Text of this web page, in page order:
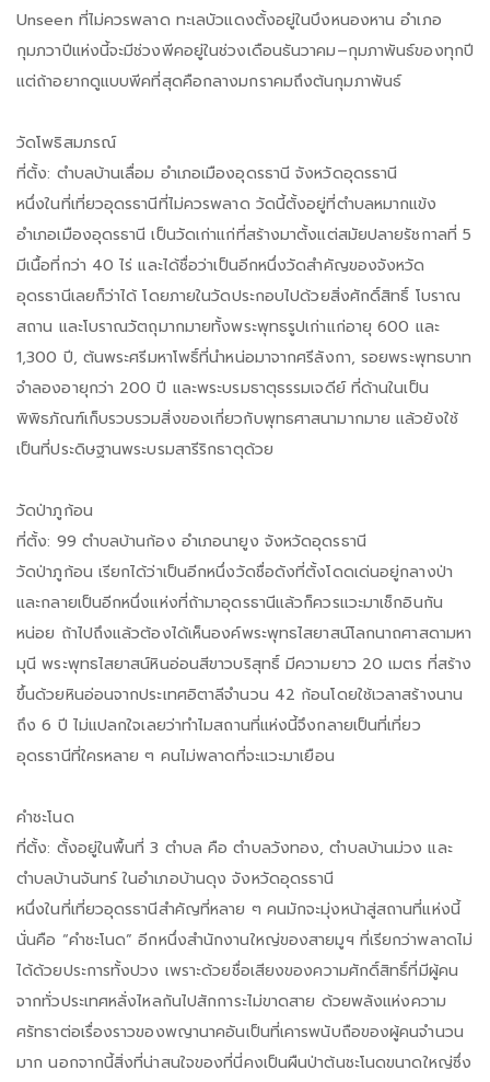
Unseen ที่ไม่ควรพลาด ทะเลบัวแดงตั้งอยู่ในบึงหนองหาน อำเภอ
กุมภวาปีแห่งนี้จะมีช่วงพีคอยู่ในช่วงเดือนธันวาคม–กุมภาพันธ์ของทุกปี
แต่ถ้าอยากดูแบบพีคที่สุดคือกลางมกราคมถึงต้นกุมภาพันธ์
วัดโพธิสมภรณ์
ที่ตั้ง: ตำบลบ้านเลื่อม อำเภอเมืองอุดรธานี จังหวัดอุดรธานี
หนึ่งในที่เที่ยวอุดรธานีที่ไม่ควรพลาด วัดนี้ตั้งอยู่ที่ตำบลหมากแข้ง
อำเภอเมืองอุดรธานี เป็นวัดเก่าแก่ที่สร้างมาตั้งแต่สมัยปลายรัชกาลที่ 5
มีเนื้อที่กว่า 40 ไร่ และได้ชื่อว่าเป็นอีกหนึ่งวัดสำคัญของจังหวัด
อุดรธานีเลยก็ว่าได้ โดยภายในวัดประกอบไปด้วยสิ่งศักดิ์สิทธิ์ โบราณ
สถาน และโบราณวัตถุมากมายทั้งพระพุทธรูปเก่าแก่อายุ 600 และ
1,300 ปี, ต้นพระศรีมหาโพธิ์ที่นำหน่อมาจากศรีลังกา, รอยพระพุทธบาท
จำลองอายุกว่า 200 ปี และพระบรมธาตุธรรมเจดีย์ ที่ด้านในเป็น
พิพิธภัณฑ์เก็บรวบรวมสิ่งของเกี่ยวกับพุทธศาสนามากมาย แล้วยังใช้
เป็นที่ประดิษฐานพระบรมสารีริกธาตุด้วย
วัดป่าภูก้อน
ที่ตั้ง: 99 ตำบลบ้านก้อง อำเภอนายูง จังหวัดอุดรธานี
วัดป่าภูก้อน เรียกได้ว่าเป็นอีกหนึ่งวัดชื่อดังที่ตั้งโดดเด่นอยู่กลางป่า
และกลายเป็นอีกหนึ่งแห่งที่ถ้ามาอุดรธานีแล้วก็ควรแวะมาเช็กอินกัน
หน่อย ถ้าไปถึงแล้วต้องได้เห็นองค์พระพุทธไสยาสน์โลกนาถศาสดามหา
มุนี พระพุทธไสยาสน์หินอ่อนสีขาวบริสุทธิ์ มีความยาว 20 เมตร ที่สร้าง
ขึ้นด้วยหินอ่อนจากประเทศอิตาลีจำนวน 42 ก้อนโดยใช้เวลาสร้างนาน
ถึง 6 ปี ไม่แปลกใจเลยว่าทำไมสถานที่แห่งนี้จึงกลายเป็นที่เที่ยว
อุดรธานีที่ใครหลาย ๆ คนไม่พลาดที่จะแวะมาเยือน
คำชะโนด
ที่ตั้ง: ตั้งอยู่ในพื้นที่ 3 ตำบล คือ ตำบลวังทอง, ตำบลบ้านม่วง และ
ตำบลบ้านจันทร์ ในอำเภอบ้านดุง จังหวัดอุดรธานี
หนึ่งในที่เที่ยวอุดรธานีสำคัญที่หลาย ๆ คนมักจะมุ่งหน้าสู่สถานที่แห่งนี้
นั่นคือ “คำชะโนด” อีกหนึ่งสำนักงานใหญ่ของสายมูฯ ที่เรียกว่าพลาดไม่
ได้ด้วยประการทั้งปวง เพราะด้วยชื่อเสียงของความศักดิ์สิทธิ์ที่มีผู้คน
จากทั่วประเทศหลั่งไหลกันไปสักการะไม่ขาดสาย ด้วยพลังแห่งความ
ศรัทธาต่อเรื่องราวของพญานาคอันเป็นที่เคารพนับถือของผู้คนจำนวน
มาก นอกจากนี้สิ่งที่น่าสนใจของที่นี่คงเป็นผืนป่าต้นชะโนดขนาดใหญ่ซึ่ง